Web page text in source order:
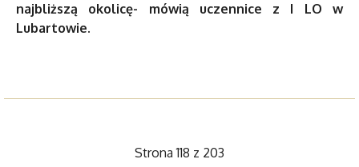
najbliższą okolicę- mówią uczennice z I LO w
Lubartowie.
Strona 118 z 203